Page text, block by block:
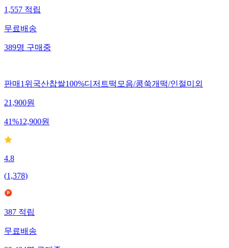
1,557적립
무료배송
389명구매중
판매1위국산찹쌀100%디저트떡모음/콩쑥개떡/인절미외
21,900원
41%12,900원
4.8
(1,378)
387적립
무료배송